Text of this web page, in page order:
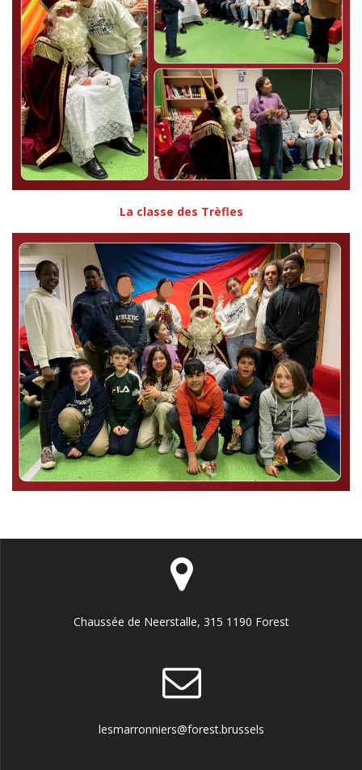
La classe des Trèfles
Chaussée de Neerstalle, 315 1190 Forest
lesmarronniers@forest.brussels